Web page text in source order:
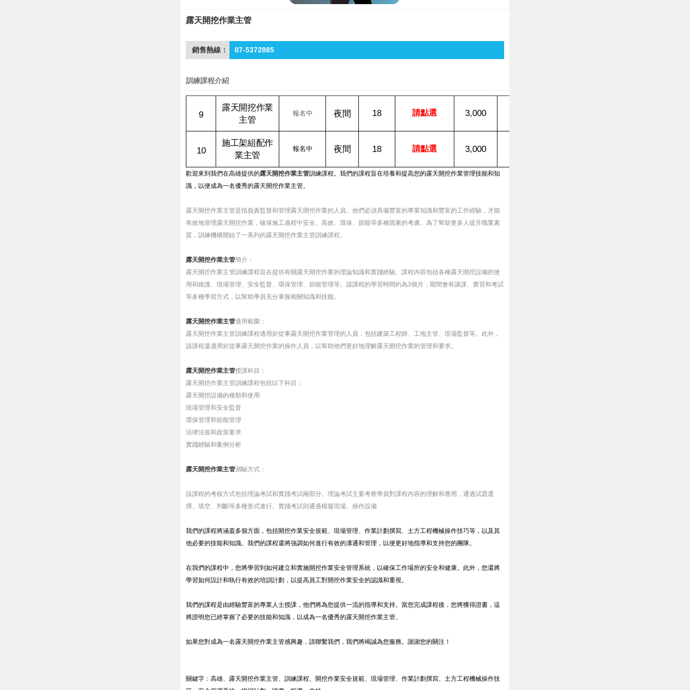
露天開挖作業主管
銷售熱線： 07-5372885
訓練課程介紹
9
露天開挖作業
主管
報名中 夜間 18 請點選 3,000
10
施工架組配作
業主管
報名中 夜間 18 請點選 3,000
歡迎來到我們在高雄提供的露天開挖作業主管訓練課程。我們的課程旨在培養和提高您的露天開挖作業管理技能和知
識，以便成為一名優秀的露天開挖作業主管。
露天開挖作業主管是指負責監督和管理露天開挖作業的人員。他們必須具備豐富的專業知識和豐富的工作經驗，才能
有效地管理露天開挖作業，確保施工過程中安全、高效、環保、節能等多種因素的考慮。為了幫助更多人提升職業素
質，訓練機構開始了一系列的露天開挖作業主管訓練課程。
露天開挖作業主管簡介：
露天開挖作業主管訓練課程旨在提供有關露天開挖作業的理論知識和實踐經驗。課程內容包括各種露天開挖設備的使
用和維護、現場管理、安全監督、環保管理、節能管理等。該課程的學習時間約為3個月，期間會有講課、實習和考試
等多種學習方式，以幫助學員充分掌握相關知識和技能。
露天開挖作業主管適用範圍：
露天開挖作業主管訓練課程適用於從事露天開挖作業管理的人員，包括建築工程師、工地主管、現場監督等。此外，
該課程還適用於從事露天開挖作業的操作人員，以幫助他們更好地理解露天開挖作業的管理和要求。
露天開挖作業主管授課科目：
露天開挖作業主管訓練課程包括以下科目：
露天開挖設備的種類和使用
現場管理和安全監督
環保管理和節能管理
法律法規和政策要求
實踐經驗和案例分析
露天開挖作業主管測驗方式：
該課程的考核方式包括理論考試和實踐考試兩部分。理論考試主要考察學員對課程內容的理解和應用，通過試題選
擇、填空、判斷等多種形式進行。實踐考試則通過模擬現場、操作設備
我們的課程將涵蓋多個方面，包括開挖作業安全規範、現場管理、作業計劃撰寫、土方工程機械操作技巧等，以及其
他必要的技能和知識。我們的課程還將強調如何進行有效的溝通和管理，以便更好地指導和支持您的團隊。
在我們的課程中，您將學習到如何建立和實施開挖作業安全管理系統，以確保工作場所的安全和健康。此外，您還將
學習如何設計和執行有效的培訓計劃，以提高員工對開挖作業安全的認識和重視。
我們的課程是由經驗豐富的專業人士授課，他們將為您提供一流的指導和支持。當您完成課程後，您將獲得證書，這
將證明您已經掌握了必要的技能和知識，以成為一名優秀的露天開挖作業主管。
如果您對成為一名露天開挖作業主管感興趣，請聯繫我們，我們將竭誠為您服務。謝謝您的關注！
關鍵字：高雄、露天開挖作業主管、訓練課程、開挖作業安全規範、現場管理、作業計劃撰寫、土方工程機械操作技